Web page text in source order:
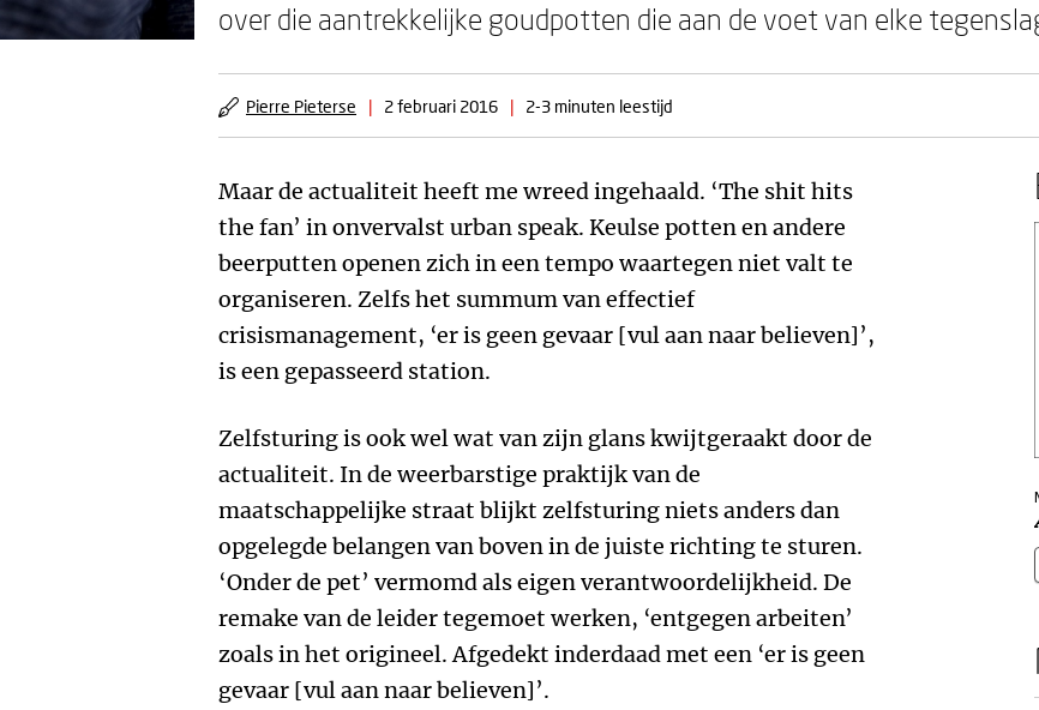
over die aantrekkelijke goudpotten die aan de voet van elke
Pierre Pieterse | 2 februari 2016 | 2-3 minuten leestijd
Maar de actualiteit heeft me wreed ingehaald. ‘The shit hits
the fan’ in onvervalst urban speak. Keulse potten en andere
beerputten openen zich in een tempo waartegen niet valt te
organiseren. Zelfs het summum van effectief
crisismanagement, ‘er is geen gevaar [vul aan naar believen]’,
is een gepasseerd station.
Zelfsturing is ook wel wat van zijn glans kwijtgeraakt door de
actualiteit. In de weerbarstige praktijk van de
maatschappelijke straat blijkt zelfsturing niets anders dan
opgelegde belangen van boven in de juiste richting te sturen.
‘Onder de pet’ vermomd als eigen verantwoordelijkheid. De
remake van de leidertegemoet werken, ‘entgegen arbeiten’
zoals in het origineel. Afgedekt inderdaad met een ‘er is geen
gevaar [vul aan naar believen]’.